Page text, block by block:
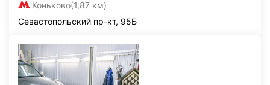
Коньково(1,87 км)
Севастопольский пр-кт, 95Б